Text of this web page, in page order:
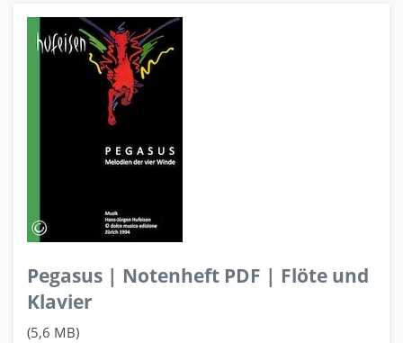
Pegasus | Notenheft PDF | Flöte und
Klavier
(5,6 MB)